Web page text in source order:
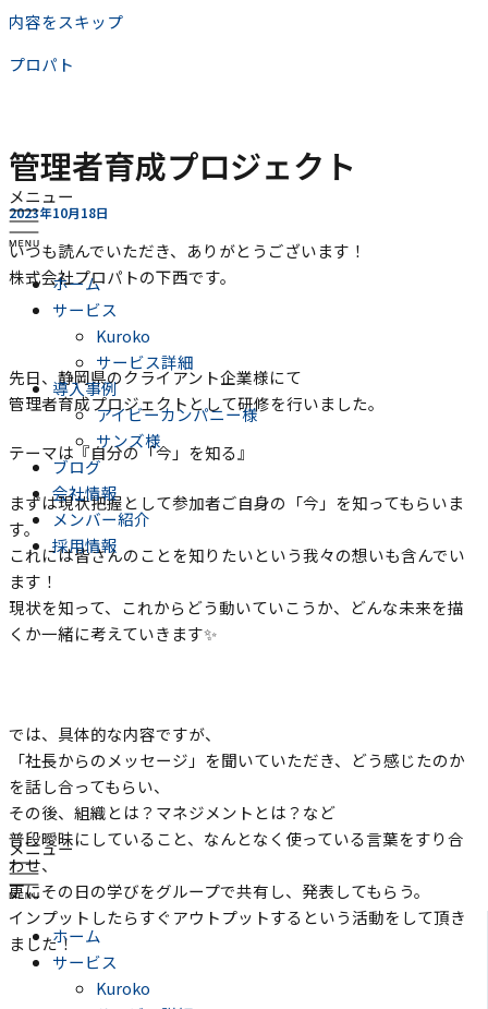
内容をスキップ
プロパト
メニュー
ホーム
サービス
Kuroko
サービス詳細
導入事例
アイビーカンパニー様
サンズ様
ブログ
会社情報
メンバー紹介
採用情報
メニュー
ホーム
サービス
Kuroko
管理者育成プロジェクト
2023年10月18日
いつも読んでいただき、ありがとうございます！
株式会社プロパトの下西です。
先日、静岡県のクライアント企業様にて
管理者育成プロジェクトとして研修を行いました。
テーマは『自分の「今」を知る』
まずは現状把握として参加者ご自身の「今」を知ってもらいま
す。
これには皆さんのことを知りたいという我々の想いも含んでい
ます！
現状を知って、これからどう動いていこうか、どんな未来を描
くか一緒に考えていきます✨
では、具体的な内容ですが、
「社長からのメッセージ」を聞いていただき、どう感じたのか
を話し合ってもらい、
その後、組織とは？マネジメントとは？など
普段曖昧にしていること、なんとなく使っている言葉をすり合
わせ、
更にその日の学びをグループで共有し、発表してもらう。
インプットしたらすぐアウトプットするという活動をして頂き
ました！